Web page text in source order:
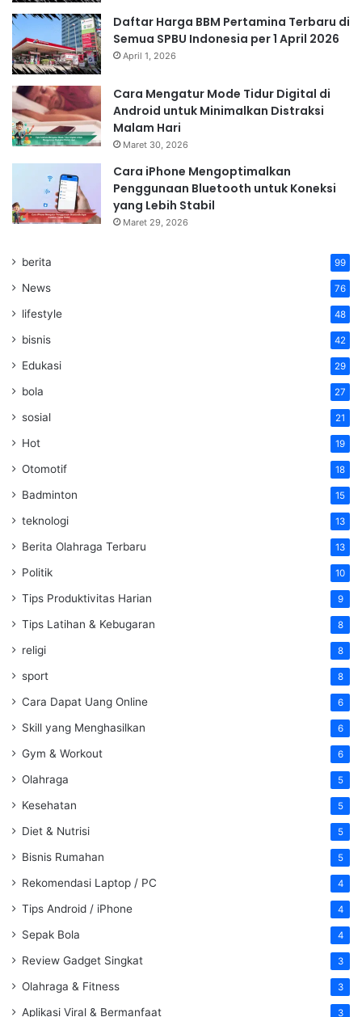
Daftar Harga BBM Pertamina Terbaru di
Semua SPBU Indonesia per 1 April 2026
April 1, 2026
Cara Mengatur Mode Tidur Digital di
Android untuk Minimalkan Distraksi
Malam Hari
Maret 30, 2026
Cara iPhone Mengoptimalkan
Penggunaan Bluetooth untuk Koneksi
yang Lebih Stabil
Maret 29, 2026
berita 99
News 76
lifestyle 48
bisnis 42
Edukasi 29
bola 27
sosial 21
Hot 19
Otomotif 18
Badminton 15
teknologi 13
Berita Olahraga Terbaru 13
Politik 10
Tips Produktivitas Harian 9
Tips Latihan & Kebugaran 8
religi 8
sport 8
Cara Dapat Uang Online 6
Skill yang Menghasilkan 6
Gym & Workout 6
Olahraga 5
Kesehatan 5
Diet & Nutrisi 5
Bisnis Rumahan 5
Rekomendasi Laptop / PC 4
Tips Android / iPhone 4
Sepak Bola 4
Review Gadget Singkat 3
Olahraga & Fitness 3
Aplikasi Viral & Bermanfaat 3